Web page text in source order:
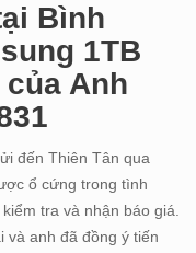
Bình
1TB
Anh
đến Thiên Tân qua
ổ cứng trong tình
tra và nhận báo giá.
và anh đã đồng ý tiến